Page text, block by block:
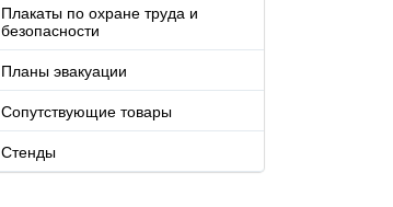
Плакаты по охране труда и
безопасности
Планы эвакуации
Сопутствующие товары
Стенды